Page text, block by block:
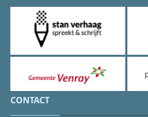
CONTACT